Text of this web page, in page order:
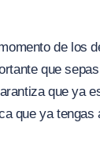
de los
que
que ya
que ya tengas